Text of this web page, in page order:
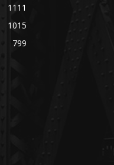
1111
1015
799